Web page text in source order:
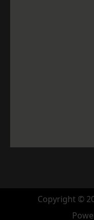
Copyright ©